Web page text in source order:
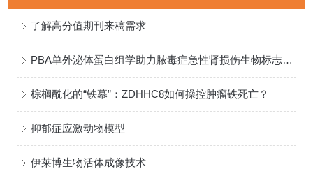
了解高分值期刊来稿需求
PBA单外泌体蛋白组学助力脓毒症急性肾损伤生物标志物新突破
棕榈酰化的“铁幕”：ZDHHC8如何操控肿瘤铁死亡？
抑郁症应激动物模型
伊莱博生物活体成像技术